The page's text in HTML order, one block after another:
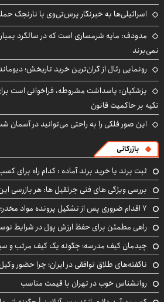
اسرائیلی‌ها به خبرنگار پرس‌تی‌وی با نارنجک
مدودف: مایه شرمساری است که در سالگرد
نمی‌برند
رونمایی رئال از گران‌ترین خرید تاریخش؛
پزشکیان: پاسداشت مشروطه، فراخوانی است
تکیه بر حاکمیت قانون
این صور فلکی را به راحتی می‌توانید در آسمان
بازرگانی
ثبت برند یا خرید برند آماده : کدام راه برای
بررسی ویژگی های فنی جرثقیل ها: هر بازرسی
۷ اقدام ضروری پس از تشکیل پرونده مواد مخدر؛ راهنمای خانواده‌ها
راهی مطمئن برای حفظ ارزش پول در شرایط
چیدمان کیف مدرسه؛ چگونه یک کیف مرتب و
ناگفته‌های طلاق توافقی در ایران؛ چرا
روانشناس خوب در تهران با قیمت مناسب